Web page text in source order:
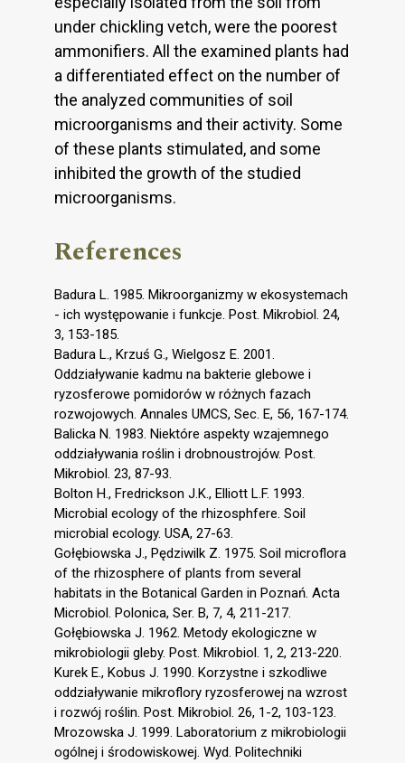
under chickling vetch, were the poorest
ammonifiers. All the examined plants had
a differentiated effect on the number of
the analyzed communities of soil
microorganisms and their activity. Some
of these plants stimulated, and some
inhibited the growth of the studied
microorganisms.
References
Badura L. 1985. Mikroorganizmy w ekosystemach
- ich występowanie i funkcje. Post. Mikrobiol. 24,
3, 153-185.
Badura L., Krzuś G., Wielgosz E. 2001.
Oddziaływanie kadmu na bakterie glebowe i
ryzosferowe pomidorów w różnych fazach
rozwojowych. Annales UMCS, Sec. E, 56, 167-174.
Balicka N. 1983. Niektóre aspekty wzajemnego
oddziaływania roślin i drobnoustrojów. Post.
Mikrobiol. 23, 87-93.
Bolton H., Fredrickson J.K., Elliott L.F. 1993.
Microbial ecology of the rhizosphfere. Soil
microbial ecology. USA, 27-63.
Gołębiowska J., Pędziwilk Z. 1975. Soil microflora
of the rhizosphere of plants from several
habitats in the Botanical Garden in Poznań. Acta
Microbiol. Polonica, Ser. B, 7, 4, 211-217.
Gołębiowska J. 1962. Metody ekologiczne w
mikrobiologii gleby. Post. Mikrobiol. 1, 2, 213-220.
Kurek E., Kobus J. 1990. Korzystne i szkodliwe
oddziaływanie mikroflory ryzosferowej na wzrost
i rozwój roślin. Post. Mikrobiol. 26, 1-2, 103-123.
Mrozowska J. 1999. Laboratorium z mikrobiologii
ogólnej i środowiskowej. Wyd. Politechniki